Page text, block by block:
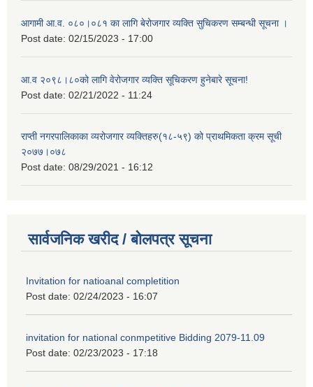
आगामी आ.व. ०८०।०८१ का लागि बेरोजगार व्यक्ति सुचिकरण सम्बन्धी सूचना ।
Post date: 02/15/2023 - 17:00
आ.व २०९८।८०को लागि वेरोजगार व्यक्ति सूचिकरण हुनेबारे सूचना!
Post date: 02/21/2022 - 11:24
राप्ती नगरपालिकाका व्यरोजगार व्यक्तिहरु(१८-५९) को प्राथमिकता क्रम सूची
२०७७।०७८
Post date: 08/29/2021 - 16:12
सार्वजनिक खरीद / बोलपत्र सूचना
Invitation for natioanal completition
Post date: 02/24/2023 - 16:07
invitation for national conmpetitive Bidding 2079-11.09
Post date: 02/23/2023 - 17:18